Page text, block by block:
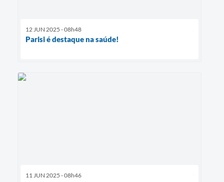
12 JUN 2025 - 08h48
Parisi é destaque na saúde!
11 JUN 2025 - 08h46